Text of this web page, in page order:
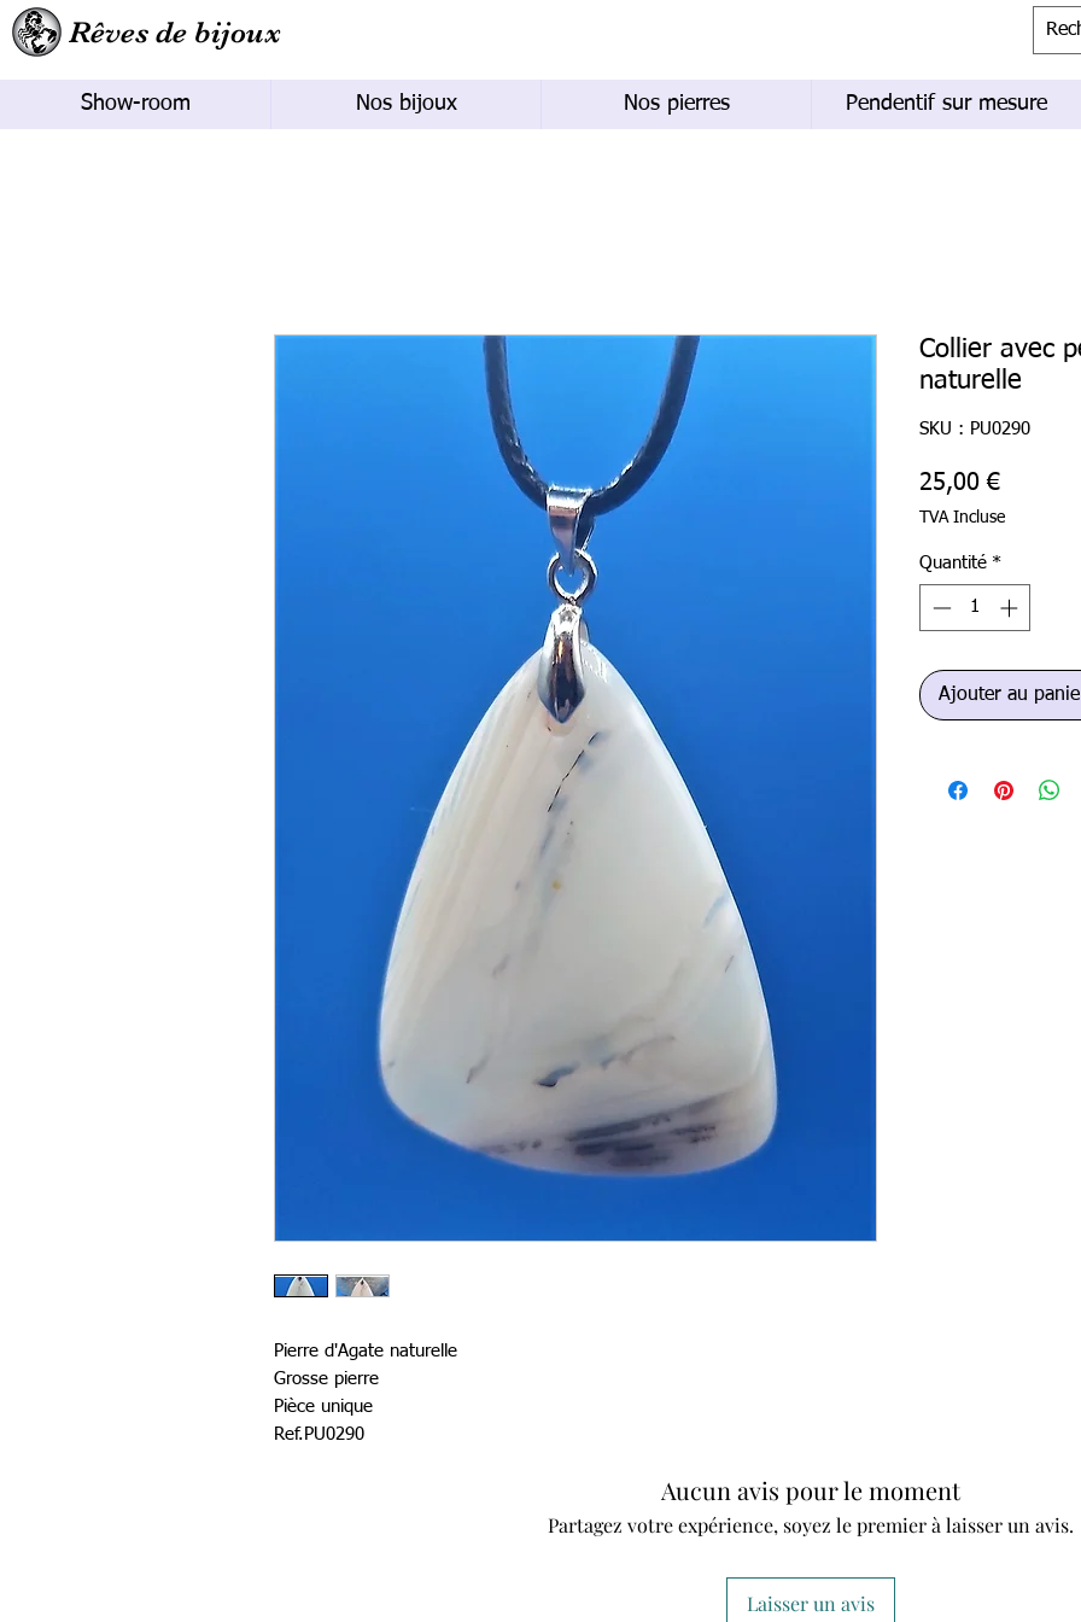
Rêves de bijoux
Show-room Nos bijoux Nos pierres Pendentif sur mesure
Pierre d'Agate naturelle
Grosse pierre
Pièce unique
Ref.PU0290
Collier avec
naturelle
SKU : PU0290
25,00 €Prix
TVA Incluse
Quantité *
Ajouter au
Aucun avis pour le moment
Partagez votre expérience, soyez le premier à laisser un avis.
Laisser un avis